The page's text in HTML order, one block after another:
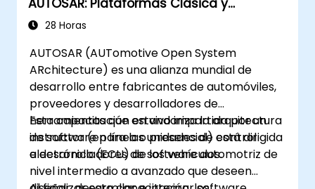
AUTOSAR: Plataformas Clásica y
Adaptativa
28 Horas
AUTOSAR (AUTomotive Open System
ARchitecture) es una alianza mundial de
desarrollo entre fabricantes de automóviles,
proveedores y desarrolladores de
herramientas que estandariza la arquitectura
de software para las unidades de control
electrónico (ECU) de los vehículos.
Esta capacitación en vivo impartida por un
instructor (en línea o presencial) está dirigida
a desarrolladores de software automotriz de
nivel intermedio a avanzado que deseen